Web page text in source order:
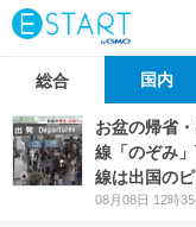
総合 国内
お盆の帰省
線「のぞみ
線は出国の
08月08日 12時35